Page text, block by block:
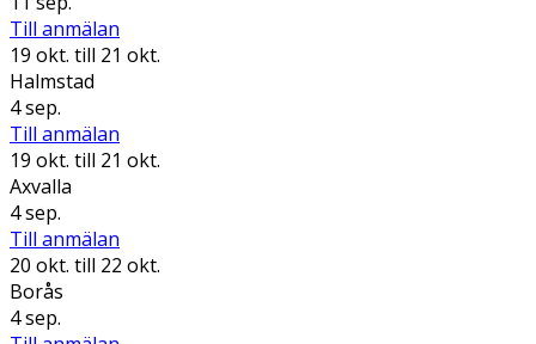
Till anmälan
19 okt. till 21 okt.
Halmstad
4 sep.
Till anmälan
19 okt. till 21 okt.
Axvalla
4 sep.
Till anmälan
20 okt. till 22 okt.
Borås
4 sep.